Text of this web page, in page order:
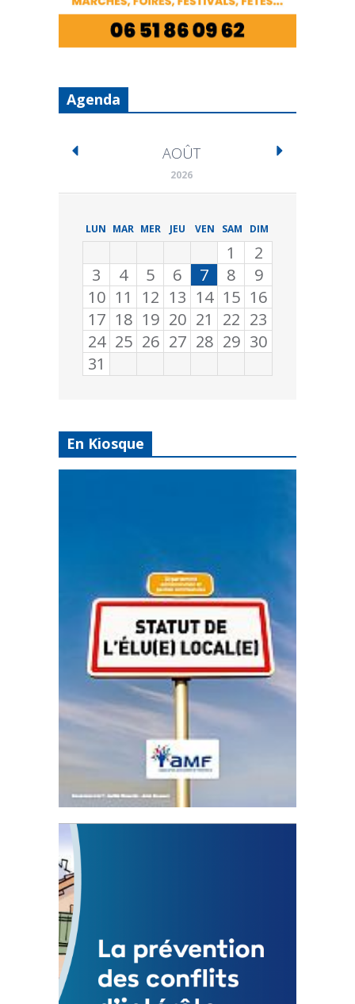
Agenda
AOÛT
2026
LUN MAR MER JEU VEN SAM DIM
1
2
3
4 5 6 7 8
9
10 11 12 13 14 15 16
17 18 19 20 21 22 23
24 25 26 27 28 29 30
31
En Kiosque
Statut de l’élu local
3 avril 2024
Mise à jour avril 2024
FEUILLETER